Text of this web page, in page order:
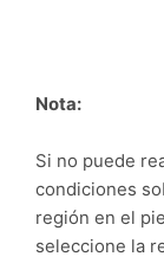
Nota:
Si no puede
condiciones
región en el
seleccione la